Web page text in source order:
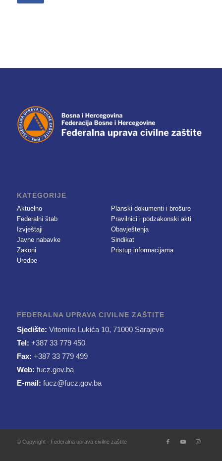
KATEGORIJE
Aktuelno
Federalni štab
Izvještaji
Javne nabavke
Zakoni
Uredbe
Planski dokumenti i brošure
Pravilnici i podzakonski akti
Obavještenja
Sindikat
Pristup informacijama
FEDERALNA UPRAVA CIVILNE ZAŠTITE
Sjedište: Vitomira Lukića 10, 71000 Sarajevo
Tel: +387 33 779 450
Fax: +387 33 779 499
Web: fucz.gov.ba
E-mail: fucz@fucz.gov.ba
© Copyright - Federalna uprava civilne zaštite